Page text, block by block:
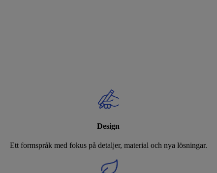
Design
Ett formspråk med fokus på detaljer, material och nya lösningar.